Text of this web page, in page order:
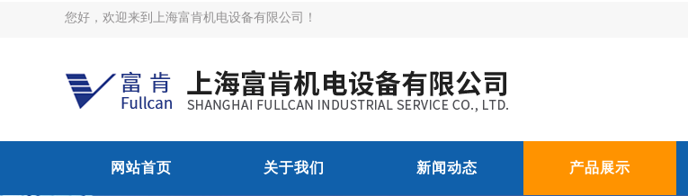
您好，欢迎来到上海富肯机电设备有限公司！
网站首页 关于我们 新闻动态 产品展示